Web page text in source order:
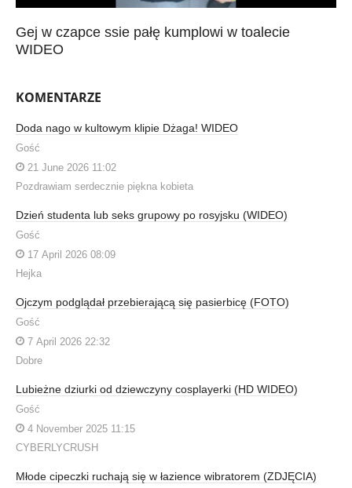
Gej w czapce ssie pałę kumplowi w toalecie
WIDEO
KOMENTARZE
Doda nago w kultowym klipie Dżaga! WIDEO
Gość
21 June 2026 11:02
Pozdrawiam serdecznie piękna kobieta
Dzień studenta lub seks grupowy po rosyjsku (WIDEO)
Gość
17 April 2026 08:09
Hejka
Ojczym podglądał przebierającą się pasierbicę (FOTO)
Gość
7 April 2026 22:32
Dobre
Lubieżne dziurki od dziewczyny cosplayerki (HD WIDEO)
Gość
4 November 2025 11:15
CYBERLYCRUSH
Młode cipeczki ruchają się w łazience wibratorem (ZDJĘCIA)